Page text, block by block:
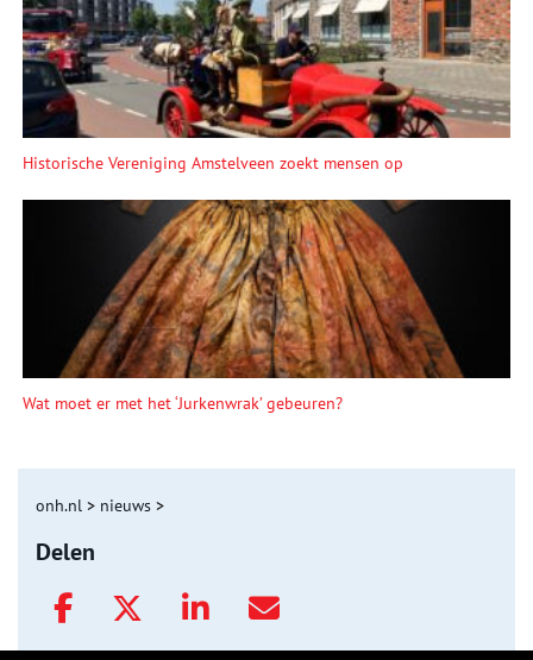
Historische Vereniging Amstelveen zoekt mensen op
Wat moet er met het ‘Jurkenwrak’ gebeuren?
onh.nl > nieuws >
Delen